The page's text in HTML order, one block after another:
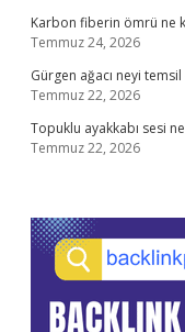
Karbon fiberin ömrü ne
Temmuz 24, 2026
Gürgen ağacı neyi
Temmuz 22, 2026
Topuklu ayakkabı sesi
Temmuz 22, 2026